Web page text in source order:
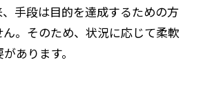
、手段は目的を達成するための方
。そのため、状況に応じて柔軟
あります。